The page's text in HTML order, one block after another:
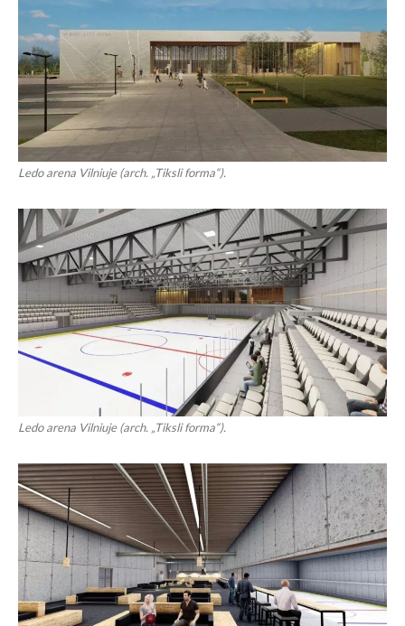
Ledo arena Vilniuje (arch. „Tiksli forma“).
Ledo arena Vilniuje (arch. „Tiksli forma“).